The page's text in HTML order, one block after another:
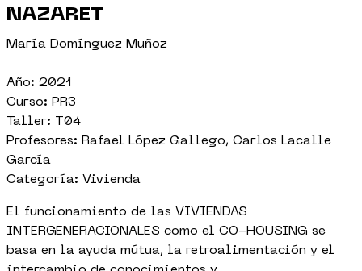
NAZARET
María Domínguez Muñoz
Año: 2021
Curso: PR3
Taller: T04
Profesores: Rafael López Gallego, Carlos Lacalle
García
Categoría: Vivienda
El funcionamiento de las VIVIENDAS
INTERGENERACIONALES como el CO-HOUSING se
basa en la ayuda mútua, la retroalimentación y el